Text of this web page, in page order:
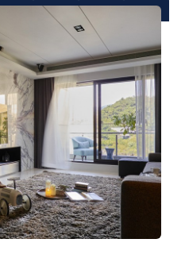
夢想旅遊
夢想TV
GCU大賽
夢想購物